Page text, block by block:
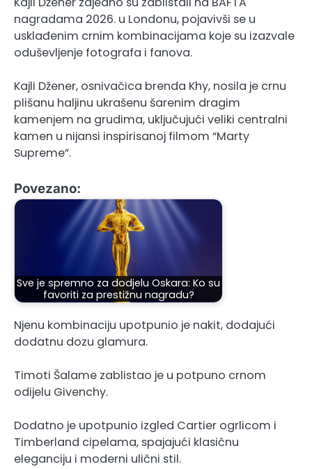
nagradama 2026. u Londonu, pojavivši se u
usklađenim crnim kombinacijama koje su izazvale
oduševljenje fotografa i fanova.
Kajli Džener, osnivačica brenda Khy, nosila je crnu
plišanu haljinu ukrašenu šarenim dragim
kamenjem na grudima, uključujući veliki centralni
kamen u nijansi inspirisanoj filmom “Marty
Supreme”.
Povezano:
Sve je spremno za dodjelu Oskara: Ko su
favoriti za prestižnu nagradu?
Njenu kombinaciju upotpunio je nakit, dodajući
dodatnu dozu glamura.
Timoti Šalame zablistao je u potpuno crnom
odijelu Givenchy.
Dodatno je upotpunio izgled Cartier ogrlicom i
Timberland cipelama, spajajući klasičnu
eleganciju i moderni ulični stil.